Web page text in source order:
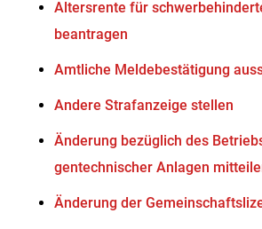
Altersrente für
beantragen
Amtliche Meldebestätigung
Andere Strafanzeige stellen
Änderung bezüglich des
gentechnischer Anlagen
Änderung der